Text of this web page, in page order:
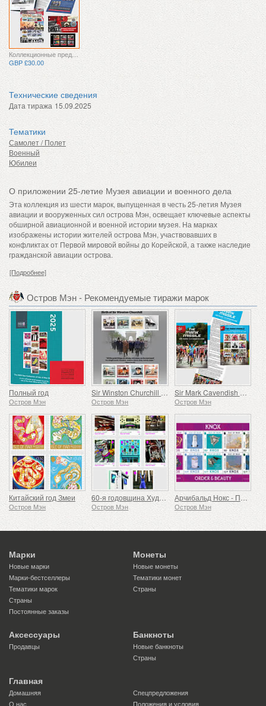
Коллекционные предметы
GBP £30.00
Технические сведения
Дата тиража 15.09.2025
Тематики
Самолет / Полет
Военный
Юбилеи
О приложении 25-летие Музея авиации и военного дела
Эта коллекция из шести марок, выпущенная в честь 25-летия Музея
авиации и вооруженных сил острова Мэн, освещает ключевые аспекты
обширной авиационной и военной истории музея. На марках
изображены истории жителей острова Мэн, участвовавших в
конфликтах от Первой мировой войны до Корейской, а также наследие
гражданской авиации острова.
[Подробнее]
Остров Мэн - Рекомендуемые тиражи марок
Полный год
Остров Мэн
Sir Winston Churchill 1874 - 1965
Остров Мэн
Sir Mark Cavendish KBE
Остров Мэн
Китайский год Змеи
Остров Мэн
60-я годовщина Художественного совета острова Мэн
Остров Мэн
Арчибальд Нокс - Порядок и Красота
Остров Мэн
Марки
Новые марки
Марки-бестселлеры
Тематики марок
Страны
Постоянные заказы
Монеты
Новые монеты
Тематики монет
Страны
Аксессуары
Продавцы
Банкноты
Новые банкноты
Страны
Главная
Домашняя
Спецпредложения
О нас
Положения и условия